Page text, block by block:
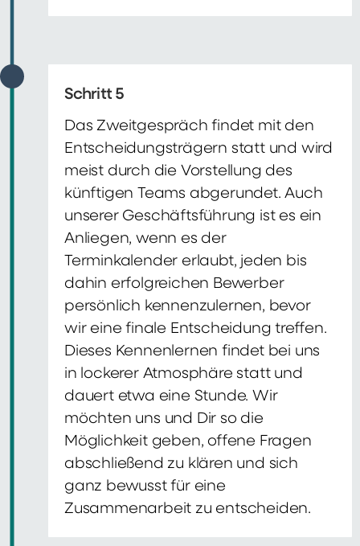
Schritt 5
Das Zweitgespräch findet mit den
Entscheidungsträgern statt und wird
meist durch die Vorstellung des
künftigen Teams abgerundet. Auch
unserer Geschäftsführung ist es ein
Anliegen, wenn es der
Terminkalender erlaubt, jeden bis
dahin erfolgreichen Bewerber
persönlich kennenzulernen, bevor
wir eine finale Entscheidung treffen.
Dieses Kennenlernen findet bei uns
in lockerer Atmosphäre statt und
dauert etwa eine Stunde. Wir
möchten uns und Dir so die
Möglichkeit geben, offene Fragen
abschließend zu klären und sich
ganz bewusst für eine
Zusammenarbeit zu entscheiden.